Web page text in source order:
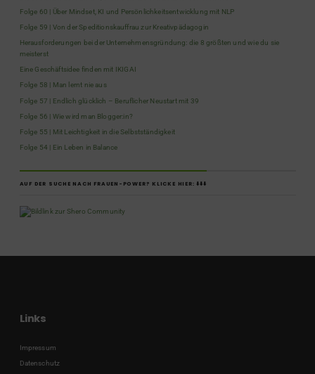
Folge 60 | Über Mindset, KI und Persönlichkeitsentwicklung mit NLP
Folge 59 | Von der Speditionskauffrau zur Kreativpädagogin
Herausforderungen bei der Unternehmensgründung: die 8 größten und wie du sie
meisterst
Eine Geschäftsidee finden mit IKIGAI
Folge 58 | Man lernt nie aus
Folge 57 | Endlich glücklich – Beruflicher Neustart mit 39
Folge 56 | Wie wird man Blogger:in?
Folge 55 | Mit Leichtigkeit in die Selbstständigkeit
Folge 54 | Ein Leben in Balance
AUF DER SUCHE NACH FRAUEN-POWER? KLICKE HIER: ⬇️⬇️⬇️
Links
Impressum
Datenschutz